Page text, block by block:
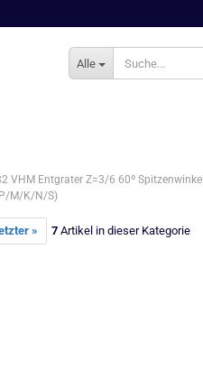
Alle
VHM Entgrater Z=3/6 60º Spitzenwinkel
M/K/N/S)
» 7 Artikel in dieser Kategorie